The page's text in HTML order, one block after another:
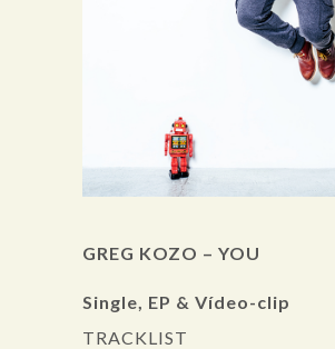
GREG KOZO – YOU
Single, EP & Vídeo-clip
TRACKLIST